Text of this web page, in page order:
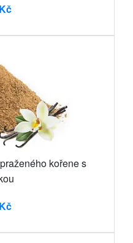
kořene s